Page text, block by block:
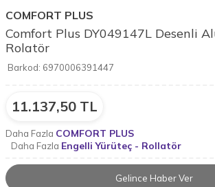
COMFORT PLUS
Comfort Plus DY049147L Desenli
Rolatör
Barkod: 6970006391447
11.137,50 TL
Daha Fazla COMFORT PLUS
Daha Fazla Engelli Yürüteç - Rollatör
Gelince Haber Ver